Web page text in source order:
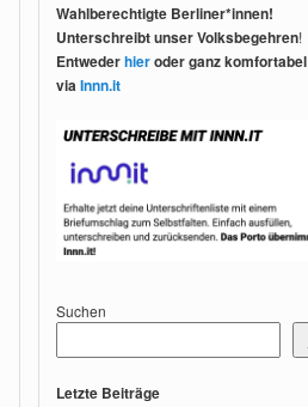
Wahlberechtigte Berliner*innen!
Unterschreibt unser Volksbegehren!
Entwederhieroder ganz komfortabel
viaInnn.it
Suchen
Letzte Beiträge